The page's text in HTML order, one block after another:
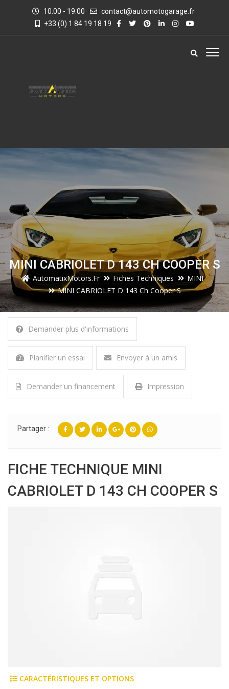
10:00 - 19:00
contact@automotogarage.fr
+33 (0) 1 84 19 18 19
MINI CABRIOLET D 143 CH COOPER S
AutomatixMotors.fr Fiches Techniques
MINI
MINI CABRIOLET D 143 Ch Cooper S
Demander plus d'informations
Planifier un essai Envoyer à un amis
Demander un financement Impression
Partager :
FICHE TECHNIQUE MINI
CABRIOLET D 143 CH COOPER S
CARACTÉRISTIQUES ET OPTIONS